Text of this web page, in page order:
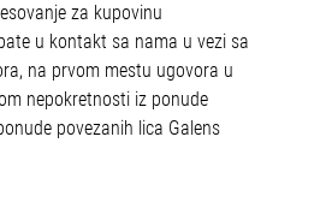
za kupovinu
u kontakt sa nama u vezi sa
na prvom mestu ugovora u
nepokretnosti iz ponude
povezanih lica Galens